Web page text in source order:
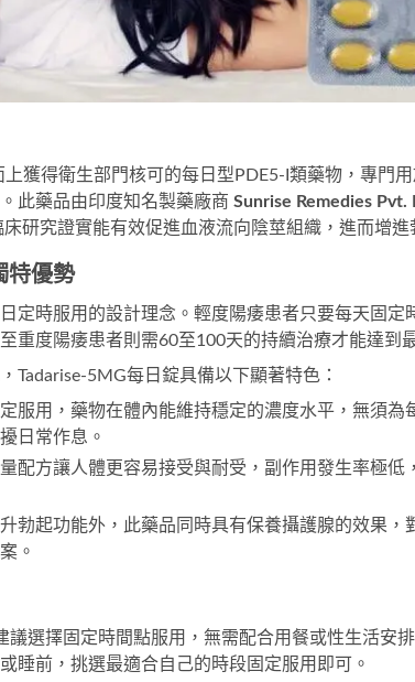
上獲得衛生部門核可的每日型PDE5-I類藥物，專門
此藥品由印度知名製藥廠商 Sunrise Remedies Pvt.
研究證實能有效促進血液流向陰莖組織，進而增進
特優勢
定時服用的設計理念。輕度陽痿患者只要每天固定
重度陽痿患者則需60至100天的持續治療才能達到
Tadarise-5MG每日錠具備以下顯著特色：
定服用，藥物在體內能維持穩定的濃度水平，無須為
日常作息。
配方讓人體更容易接受與耐受，副作用發生率極低
升勃起功能外，此藥品同時具有保養攝護腺的效果，
。
議選擇固定時間點服用，無需配合用餐或性生活安
睡前，挑選最適合自己的時段固定服用即可。